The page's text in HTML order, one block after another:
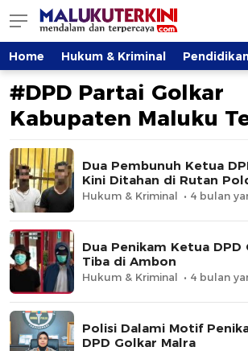
MalukuTerkini.com
Terkini, Mendalam dan Terpercaya
Home Hukum & Kriminal
#DPD Partai Golkar
Kabupaten Maluku
Dua Pembunuh Ketua
Kini Ditahan di Rutan
Hukum & Kriminal 4 bulan
Dua Penikam Ketua DPD
Tiba di Ambon
Hukum & Kriminal 4 bulan
Polisi Dalami Motif
DPD Golkar Malra